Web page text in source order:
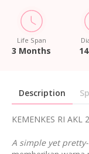
Life Span
3 Months
Description
KEMENKES RI AKL
A simple yet